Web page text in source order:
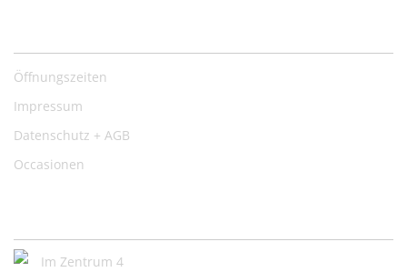
Öffnungszeiten
Impressum
Datenschutz + AGB
Occasionen
Im Zentrum 4